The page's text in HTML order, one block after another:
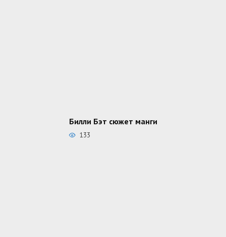
Билли Бэт сюжет манги
133